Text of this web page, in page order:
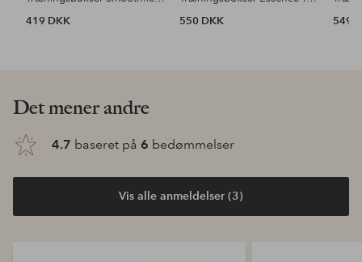
419 DKK
550 DKK
549
Det mener andre
4.7 baseret på 6 bedømmelser
Vis alle anmeldelser (3)